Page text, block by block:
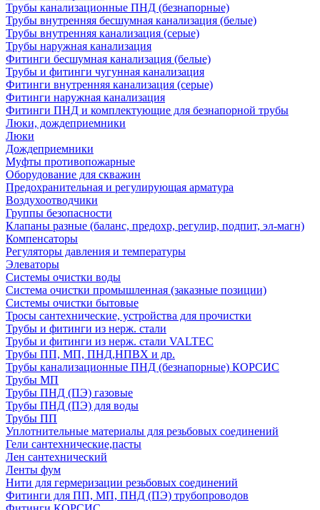
Трубы канализационные ПНД (безнапорные)
Трубы внутренняя бесшумная канализация (белые)
Трубы внутренняя канализация (серые)
Трубы наружная канализация
Фитинги бесшумная канализация (белые)
Трубы и фитинги чугунная канализация
Фитинги внутренняя канализация (серые)
Фитинги наружная канализация
Фитинги ПНД и комплектующие для безнапорной трубы
Люки, дождеприемники
Люки
Дождеприемники
Муфты противопожарные
Оборудование для скважин
Предохранительная и регулирующая арматура
Воздухоотводчики
Группы безопасности
Клапаны разные (баланс, предохр, регулир, подпит, эл-магн)
Компенсаторы
Регуляторы давления и температуры
Элеваторы
Системы очистки воды
Система очистки промышленная (заказные позиции)
Системы очистки бытовые
Тросы сантехнические, устройства для прочистки
Трубы и фитинги из нерж. стали
Трубы и фитинги из нерж. стали VALTEC
Трубы ПП, МП, ПНД,НПВХ и др.
Трубы канализационные ПНД (безнапорные) КОРСИС
Трубы МП
Трубы ПНД (ПЭ) газовые
Трубы ПНД (ПЭ) для воды
Трубы ПП
Уплотнительные материалы для резьбовых соединений
Гели сантехнические,пасты
Лен сантехнический
Ленты фум
Нити для гермеризации резьбовых соединений
Фитинги для ПП, МП, ПНД (ПЭ) трубопроводов